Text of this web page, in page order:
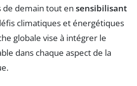
demain tout en sensibilisant
climatiques et énergétiques
globale vise à intégrer le
dans chaque aspect de la